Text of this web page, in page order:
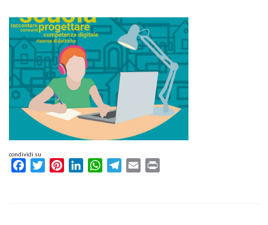
condividi su
FacebookTwitterPinterestLinkedInWhatsAppTelegram
Email